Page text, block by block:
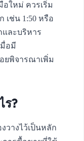
อใหม่ ควรเริ่ม
เช่น 1:50 หรือ
และบริหาร
มื่อมี
ยพิจารณาเพิ่ม
ร?
างไว้เป็นหลัก